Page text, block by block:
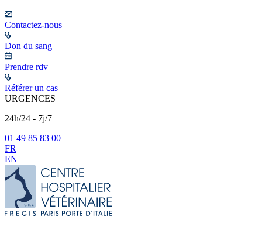
Contactez-nous
Don du sang
Prendre rdv
Référer un cas
URGENCES
24h/24 - 7j/7
01 49 85 83 00
FR
EN